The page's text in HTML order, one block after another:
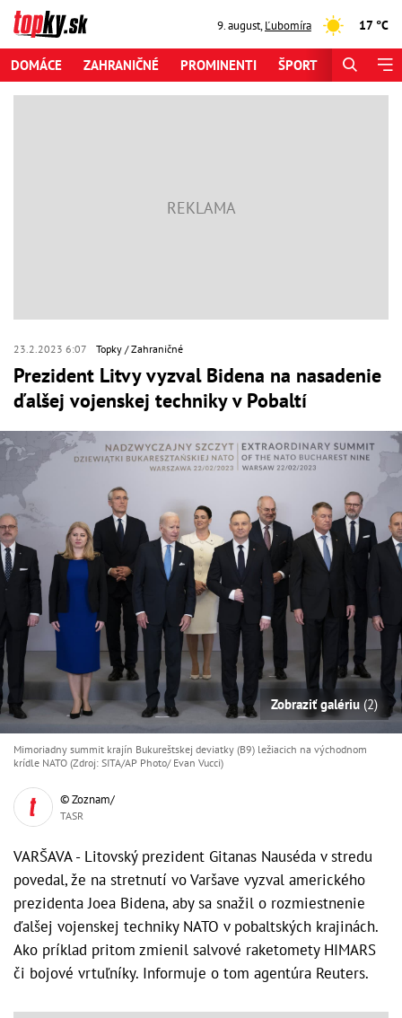
9. august,Ľubomíra 17 °C
DOMÁCE ZAHRANIČNÉ PROMINENTI ŠPORT
23.2.2023 6:07 Topky Zahraničné
Prezident Litvy vyzval Bidena na nasadenie
ďalšej vojenskej techniky v Pobaltí
Zobraziť galériu(2)
Mimoriadny summit krajín Bukureštskej deviatky (B9) ležiacich na východnom
krídle NATO (Zdroj: SITA/AP Photo/ Evan Vucci)
© Zoznam/
TASR
VARŠAVA - Litovský prezident Gitanas Nauséda v stredu
povedal, že na stretnutí vo Varšave vyzval amerického
prezidenta Joea Bidena, aby sa snažil o rozmiestnenie
ďalšej vojenskej techniky NATO v pobaltských krajinách.
Ako príklad pritom zmienil salvové raketomety HIMARS
či bojové vrtuľníky. Informuje o tom agentúra Reuters.